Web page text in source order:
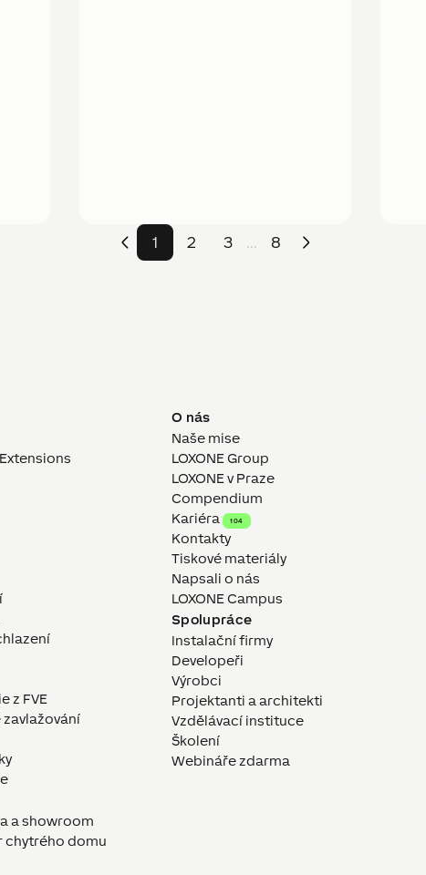
1 2 3 ... 8
z FVE
a showroom
chytrého domu
O nás
Naše mise
LOXONE Group
LOXONE v Praze
Compendium
Kariéra
104
Kontakty
Tiskové materiály
Napsali o nás
LOXONE Campus
Spolupráce
Instalační firmy
Developeři
Výrobci
Projektanti a architekti
Vzdělávací instituce
Školení
Webináře zdarma